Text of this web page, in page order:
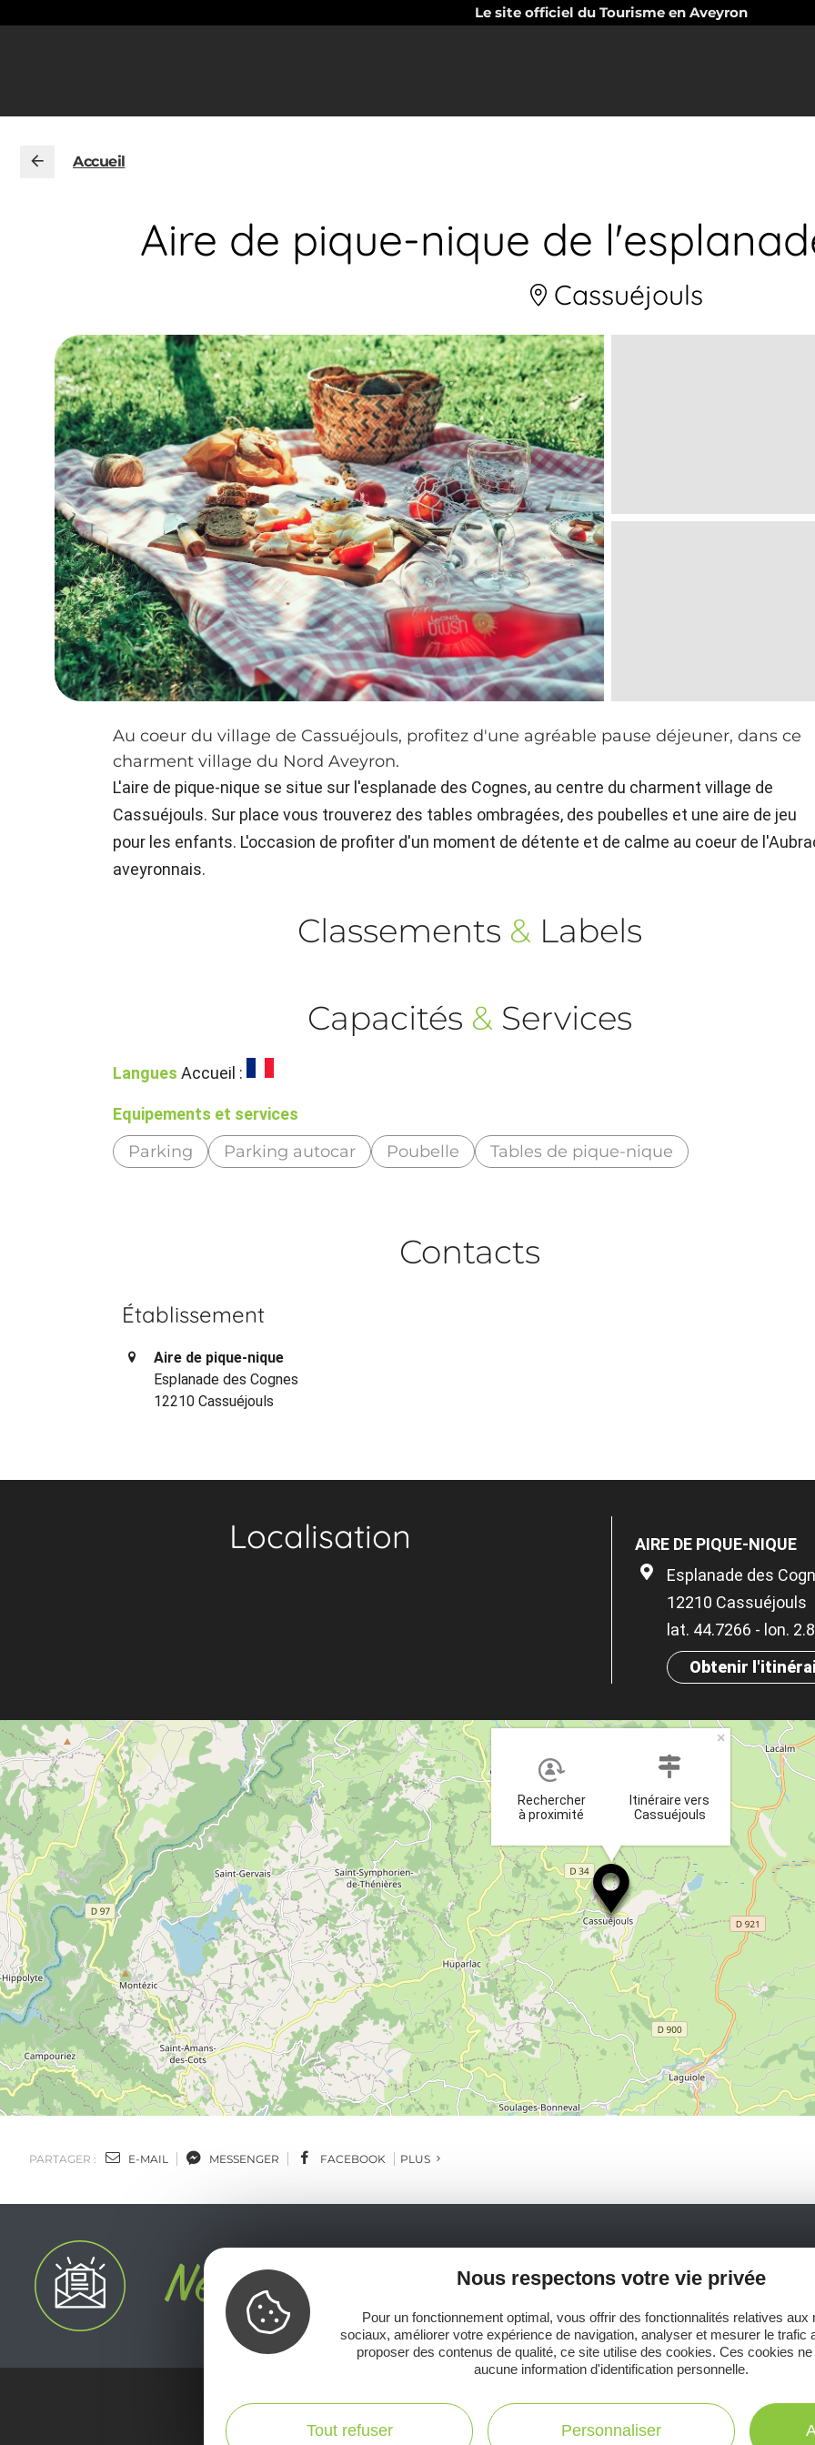
Le site officiel du Tourisme en Aveyron
Accueil
Aire de pique-nique de
Cassuéjouls
Au coeur du village de Cassuéjouls, profitez d'une agréable pause déjeuner, dans ce
charment village du Nord Aveyron.
L'aire de pique-nique se situe sur l'esplanade des Cognes, au centre du charment village de
Cassuéjouls. Sur place vous trouverez des tables ombragées, des poubelles et une aire de jeu
pour les enfants. L'occasion de profiter d'un moment de détente et de calme au coeur de
aveyronnais.
Classements & Labels
Capacités & Services
Langues Accueil :
Equipements et services
Parking Parking autocar Poubelle Tables de pique-nique
Contacts
Établissement
Aire de pique-nique
Esplanade des Cognes
12210 Cassuéjouls
Localisation
AIRE DE PIQUE-NIQUE
Esplanade des
12210 Cassuéjouls
lat. 44.7266 - lon.
Obtenir
Rechercher
à proximité
Itinéraire vers
Cassuéjouls
×
PARTAGER : E-MAIL MESSENGER FACEBOOK PLUS
Ne manquez pas notre newsletter mensuelle
Voir la Carte
Toutes les infos
Nous respectons votre vie privée
Pour un fonctionnement optimal, vous offrir des fonctionnalités relatives aux
sociaux, améliorer votre expérience de navigation, analyser et mesurer le trafic
proposer des contenus de qualité, ce site utilise des cookies. Ces cookies
aucune information d'identification personnelle.
Tout refuser Personnaliser